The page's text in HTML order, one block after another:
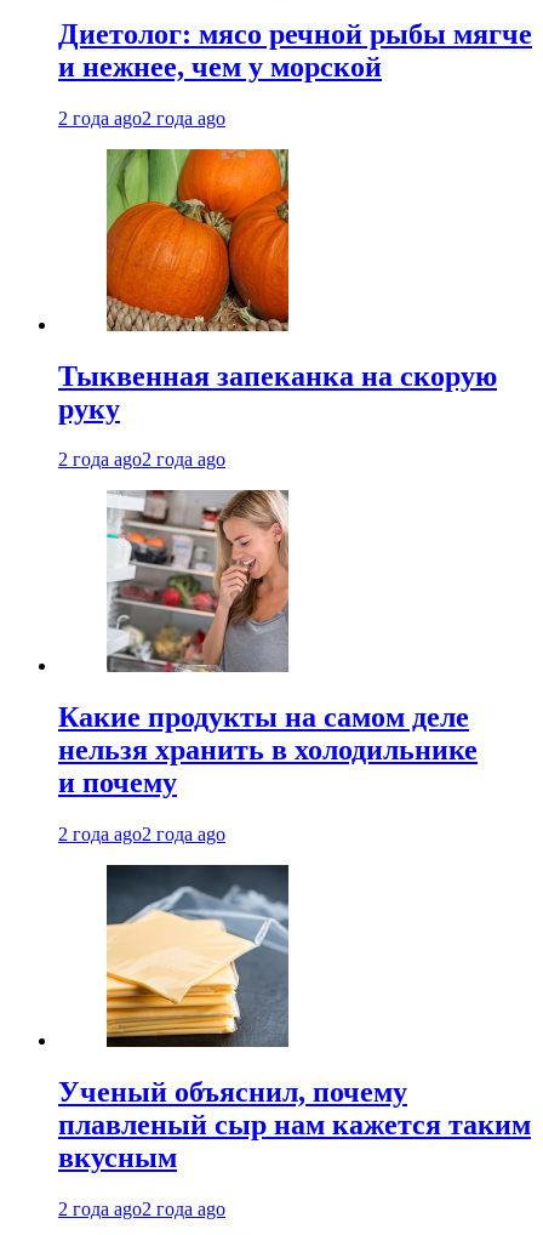
Диетолог: мясо речной рыбы мягче
и нежнее, чем у морской
2 года ago2 года ago
Тыквенная запеканка на скорую
руку
2 года ago2 года ago
Какие продукты на самом деле
нельзя хранить в холодильнике
и почему
2 года ago2 года ago
Ученый объяснил, почему
плавленый сыр нам кажется таким
вкусным
2 года ago2 года ago